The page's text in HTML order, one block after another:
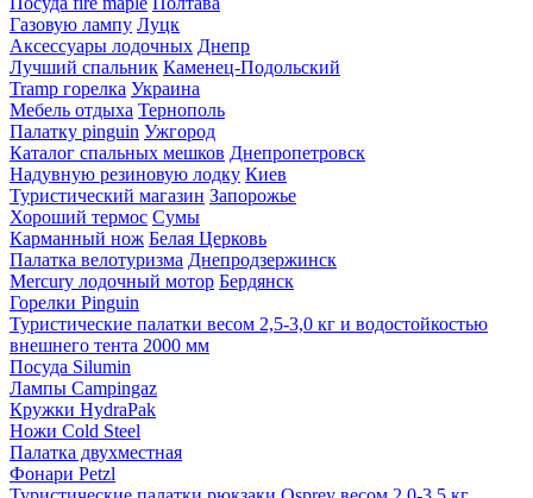
Газовую лампу Луцк
Аксессуары лодочных Днепр
Лучший спальник Каменец-Подольский
Tramp горелка Украина
Мебель отдыха Тернополь
Палатку pinguin Ужгород
Каталог спальных мешков Днепропетровск
Надувную резиновую лодку Киев
Туристический магазин Запорожье
Хороший термос Сумы
Карманный нож Белая Церковь
Палатка велотуризма Днепродзержинск
Mercury лодочный мотор Бердянск
Горелки Pinguin
Туристические палатки весом 2,5-3,0 кг и водостойкостью
внешнего тента 2000 мм
Посуда Silumin
Лампы Campingaz
Кружки HydraPak
Ножи Cold Steel
Палатка двухместная
Фонари Petzl